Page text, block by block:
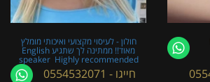
חולון - לעיסוי מקצועי ואיכותי מומלץ
מאוד!! ממתינה לך שתגיע English
speaker ​​​​​​ Highly recommended
חייגו - 0554532071